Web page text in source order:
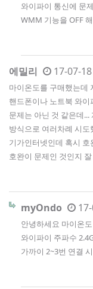
와이파이 통신에 문
WMM 기능을 OFF
에밀리 17-07-
마이온도를 구매했는데
핸드폰이나 노트북 와
문제는 아닌 것 같은데
방식으로 여러차례 시
기가인터넷인데 혹시
호완이 문제인 것인지
myOndo
안녕하세요 마이온
와이파이 주파수
가까이 2~3번 연결